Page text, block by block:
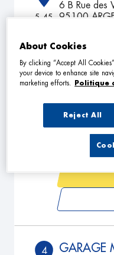
5.45
6 B Rue des
95100
ARGIAUTO
11 BIS RUE
92800
Fermé
4 GARAGE
About Cookies
By clicking “Accept All
your device to enhance site
marketing efforts.
Politique
Reject All